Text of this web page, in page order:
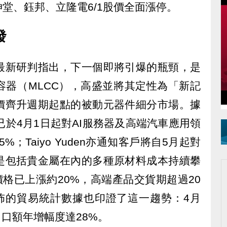
、鈺邦、立隆電6/1股價全面漲停。
研判指出，下一個即將引爆的瓶頸，是
器（MLCC），高盛並將其定性為「新記
升週期起點的被動元器件細分市場。據
於4月1日起對AI服務器及高端汽車應用領
；Taiyo Yuden亦通知客戶將自5月起對
括貴金屬在內的多種原材料成本持續攀
已上漲約20%，高端產品交貨期超過20
貿易統計數據也印證了這一趨勢：4月
額年增幅度達28%。